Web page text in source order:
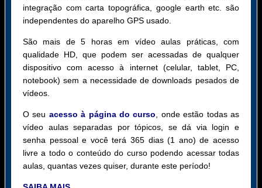
integração com carta topográfica, google earth etc. são
independentes do aparelho GPS usado.
São mais de 5 horas em vídeo aulas práticas, com
qualidade HD, que podem ser acessadas de qualquer
dispositivo com acesso à internet (celular, tablet, PC,
notebook) sem a necessidade de downloads pesados de
vídeos.
O seu acesso à página do curso , onde estão todas as
vídeo aulas separadas por tópicos, se dá via login e
senha pessoal e você terá 365 dias (1 ano) de acesso
livre a todo o conteúdo do curso podendo acessar todas
aulas, quantas vezes quiser, durante este período!